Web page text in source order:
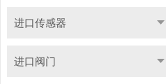
进口传感器
进口阀门